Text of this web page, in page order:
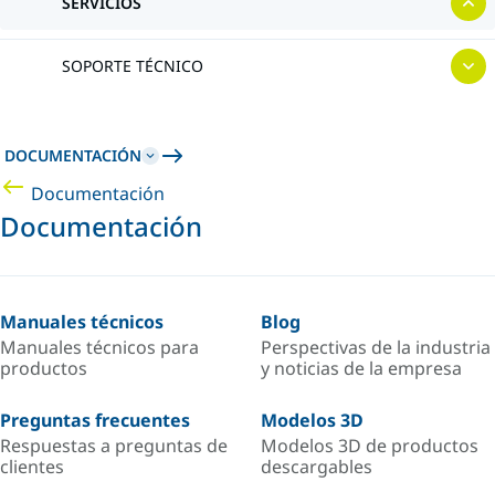
SOPORTE TÉCNICO
DOCUMENTACIÓN
Documentación
Documentación
Manuales técnicos
Manuales técnicos para
productos
Blog
Perspectivas de la industria
y noticias de la empresa
Preguntas frecuentes
Respuestas a preguntas de
clientes
Modelos 3D
Modelos 3D de productos
descargables